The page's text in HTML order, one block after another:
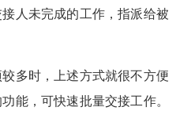
人未完成的工作，指派给被
多时，上述方式就很不方便
能，可快速批量交接工作。